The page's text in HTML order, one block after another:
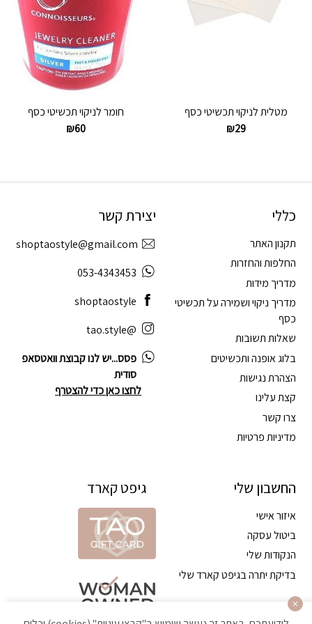
מטלית לניקוי תכשיטי כסף
₪29
חומר לניקוי תכשיטי כסף
₪60
כללי
תקנון האתר
החלפות והחזרות
מדריך מידות
מדריך ניקוי ושמירה על תכשיטי
כסף
שאלות תשובות
בלוג אופנה ותכשיטים
הצהרת נגישות
קצת עלינו
צרו קשר
מדיניות פרטיות
החשבון שלי
איזור אישי
ביטול עסקה
הנקודות שלי
בדיקת יתרה בגיפט קארד שלי
יצירת קשר
shoptaostyle@gmail.com
053-4343453
shoptaostyle
@tao.style
פסס...יש לנו קבוצת וואטסאפ
סודית
לחצו כאן כדי להצטרף
גיפט קארד